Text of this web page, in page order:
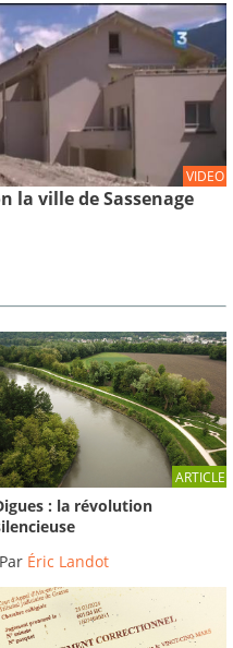
VIDEO
la ville de Sassenage
ARTICLE
: la révolution
Par Éric Landot